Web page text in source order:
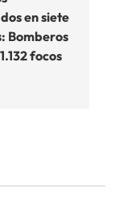
en siete
Bomberos
focos